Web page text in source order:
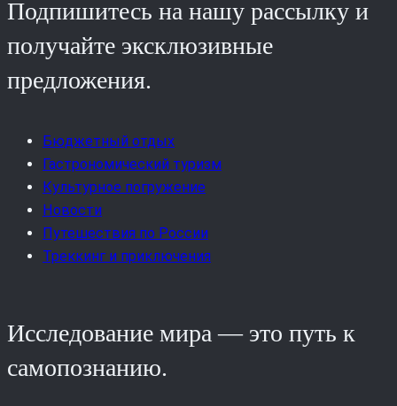
Подпишитесь на нашу рассылку и
получайте эксклюзивные
предложения.
Бюджетный отдых
Гастрономический туризм
Культурное погружение
Новости
Путешествия по России
Треккинг и приключения
Исследование мира — это путь к
самопознанию.